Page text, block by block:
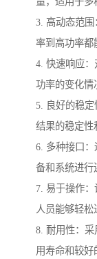
3. 高动态范
率到高功率都
4. 快速响应
功率的变化情
5. 良好的稳
结果的稳定性
6. 多种接口
备和系统进行
7. 易于操作
人员能够轻松
8. 耐用性：
用寿命和较好